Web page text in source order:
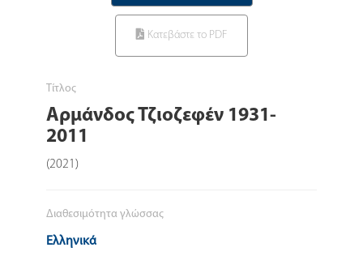
Κατεβάστε το PDF
Τίτλος
Αρμάνδος Τζιοζεφέν 1931-
2011
(2021)
Διαθεσιμότητα γλώσσας
Ελληνικά